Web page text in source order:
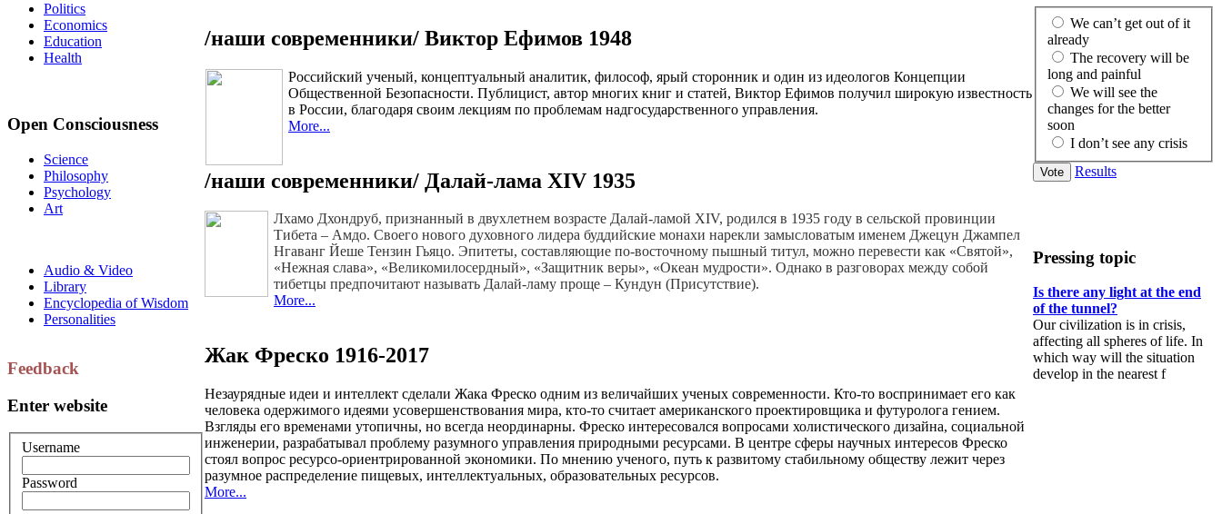
Politics
Economics
Education
Health
Open Consciousness
Science
Philosophy
Psychology
Art
Audio & Video
Library
Encyclopedia of Wisdom
Personalities
Feedback
Enter website
Username
Password
/наши современники/ Виктор Ефимов 1948
Российский ученый, концептуальный аналитик, философ, ярый сторонник и один из идеологов Концепции
Общественной Безопасности. Публицист, автор многих книг и статей, Виктор Ефимов получил широкую известность
в России, благодаря своим лекциям по проблемам надгосударственного управления.
More...
/наши современники/ Далай-лама XIV 1935
Лхамо Дхондруб, признанный в двухлетнем возрасте Далай-ламой XIV, родился в 1935 году в сельской провинции
Тибета – Амдо. Своего нового духовного лидера буддийские монахи нарекли замысловатым именем Джецун Джампел
Нгаванг Йеше Тензин Гьяцо. Эпитеты, составляющие по-восточному пышный титул, можно перевести как «Святой»,
«Нежная слава», «Великомилосердный», «Защитник веры», «Океан мудрости». Однако в разговорах между собой
тибетцы предпочитают называть Далай-ламу проще – Кундун (Присутствие).
More...
Жак Фреско 1916-2017
Незаурядные идеи и интеллект сделали Жака Фреско одним из величайших ученых современности. Кто-то воспринимает его как
человека одержимого идеями усовершенствования мира, кто-то считает американского проектировщика и футуролога гением.
Взгляды его временами утопичны, но всегда неординарны. Фреско интересовался вопросами холистического дизайна, социальной
инженерии, разрабатывал проблему разумного управления природными ресурсами. В центре сферы научных интересов Фреско
стоял вопрос ресурсо-ориентрированной экономики. По мнению ученого, путь к развитому стабильному обществу лежит через
разумное распределение пищевых, интеллектуальных, образовательных ресурсов.
More...
We can’t get out of it
already
The recovery will be
long and painful
We will see the
changes for the better
soon
I don’t see any crisis
Results
Pressing topic
Is there any light at the end
of the tunnel?
Our civilization is in crisis,
affecting all spheres of life. In
which way will the situation
develop in the nearest f